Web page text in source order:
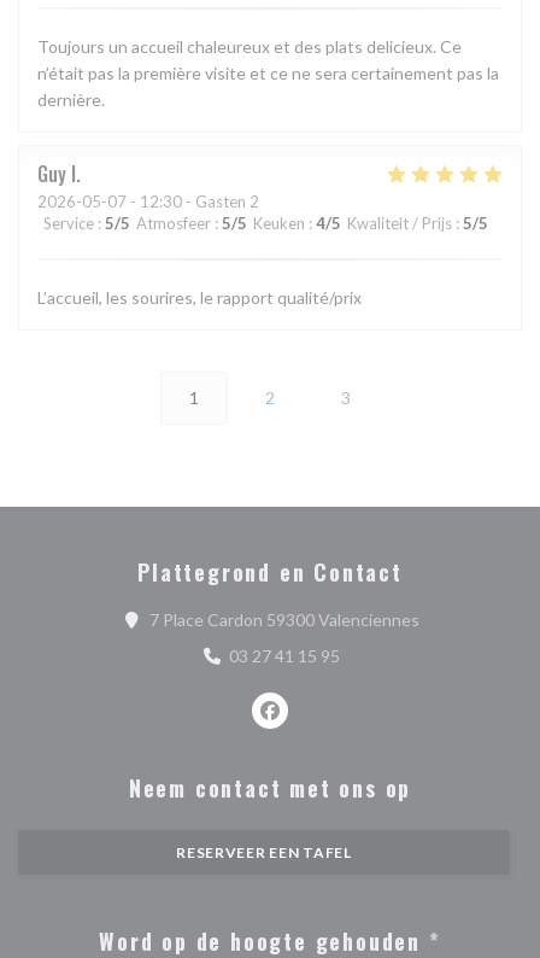
Toujours un accueil chaleureux et des plats delicieux. Ce
n’était pas la première visite et ce ne sera certainement pas la
dernière.
Guy I
2026-05-07 - 12:30 - Gasten 2
Service : 5/5 Atmosfeer : 5/5 Keuken : 4/5 Kwaliteit / Prijs : 5/5
L’accueil, les sourires, le rapport qualité/prix
1 2 3
Plattegrond en Contact
7 Place Cardon 59300 Valenciennes((opent in een
03 27 41 15 95
Facebook ((opent in een nieuw
Neem contact met ons op
RESERVEER EEN TAFEL
Word op de hoogte gehouden *